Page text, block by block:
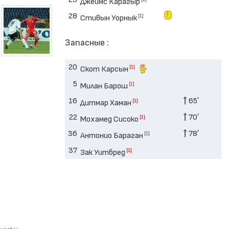
28 Стивын Уорнык [1]
Запасные :
20 Скот Карсын [1]
5 Милан Барош [1]
16 Дитмар Хаман [1]
65′
22 Мохамед Сисоко [1]
70′
36 Антонио Бараган [1]
78′
37 Зак Уитбред [1]